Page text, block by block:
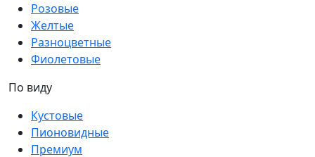
Розовые
Желтые
Разноцветные
Фиолетовые
По виду
Кустовые
Пионовидные
Премиум